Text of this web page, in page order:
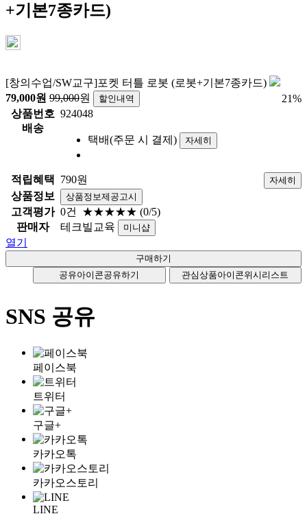
+기본7종카드)
[창의수업/SW교구]포켓 터틀 로봇 (로봇+기본7종카드)
79,000원 99,000원 할인내역 21%
상품번호 924048
배송
택배(주문 시 결제)
자세히
적립혜택 790원 자세히
상품정보 상품정보제공고시
고객평가 0건 ★★★★★ (0/5)
판매자
테크빌교육 미니샵
열기
공유아이콘공유하기 관심상품아이콘위시리스트
SNS 공유
페이스북
트위터
구글+
카카오톡
카카오스토리
LINE